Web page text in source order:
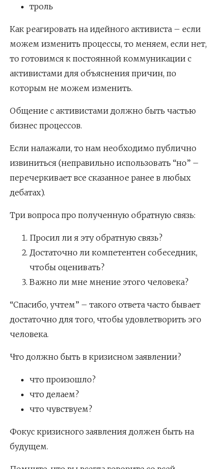
троль
Как реагировать на идейного активиста – если
можем изменить процессы, то меняем, если нет,
то готовимся к постоянной коммуникации с
активистами для объяснения причин, по
которым не можем изменить.
Общение с активистами должно быть частью
бизнес процессов.
Если налажали, то нам необходимо публично
извиниться (неправильно использовать “но” –
перечеркивает все сказанное ранее в любых
дебатах).
Три вопроса про полученную обратную связь:
Просил ли я эту обратную связь?
Достаточно ли компетентен собеседник,
чтобы оценивать?
Важно ли мне мнение этого человека?
“Спасибо, учтем” – такого ответа часто бывает
достаточно для того, чтобы удовлетворить эго
человека.
Что должно быть в кризисном заявлении?
что произошло?
что делаем?
что чувствуем?
Фокус кризисного заявления должен быть на
будущем.